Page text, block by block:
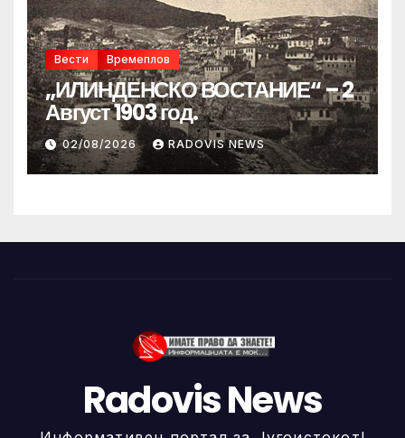
Вести Времеплов
„ИЛИНДЕНСКО ВОСТАНИЕ“ – 2
Август 1903 год.
02/08/2026 RADOVIS NEWS
Radovis News